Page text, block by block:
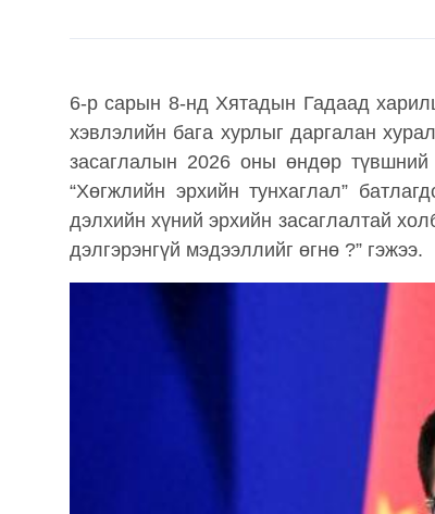
6-р сарын 8-нд Хятадын Гадаад
хэвлэлийн бага хурлыг даргалан
засаглалын 2026 оны өндөр
“Хөгжлийн эрхийн тунхаглал”
дэлхийн хүний ​​эрхийн засаглалтай
дэлгэрэнгүй мэдээллийг өгнө ?” гэжээ.